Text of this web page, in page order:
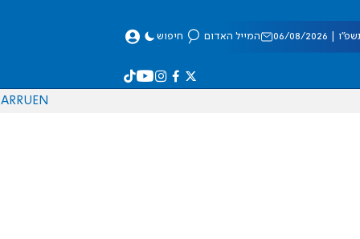
08/2026 המייל האדום חיפוש
EN
RU
AR